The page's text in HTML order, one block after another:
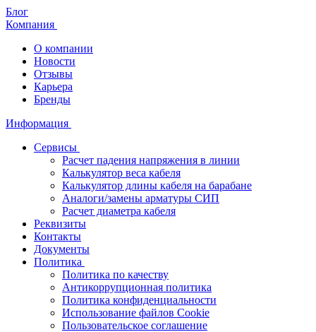
Блог
Компания
О компании
Новости
Отзывы
Карьера
Бренды
Информация
Сервисы
Расчет падения напряжения в линии
Калькулятор веса кабеля
Калькулятор длины кабеля на барабане
Аналоги/замены арматуры СИП
Расчет диаметра кабеля
Реквизиты
Контакты
Документы
Политика
Политика по качеству
Антикоррупционная политика
Политика конфиденциальности
Использование файлов Cookie
Пользовательское соглашение